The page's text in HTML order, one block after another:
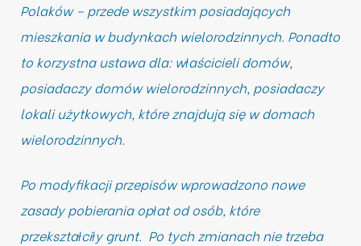
Polaków – przede wszystkim posiadających
mieszkania w budynkach wielorodzinnych. Ponadto
to korzystna ustawa dla: właścicieli domów,
posiadaczy domów wielorodzinnych, posiadaczy
lokali użytkowych, które znajdują się w domach
wielorodzinnych.
Po modyfikacji przepisów wprowadzono nowe
zasady pobierania opłat od osób, które
przekształciły grunt. Po tych zmianach nie trzeba